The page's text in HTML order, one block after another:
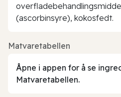
(ascorbinsyre), kokosfedt.
Matvaretabellen
Åpne i appen for å se
Matvaretabellen.